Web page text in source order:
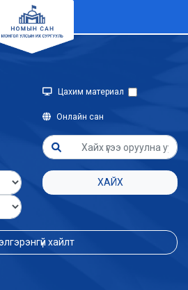
Цахим материал
Онлайн сан
ХАЙХ
хайлт